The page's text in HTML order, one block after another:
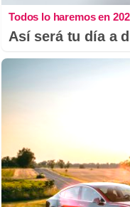
Todos lo haremos en
Así será tu día a